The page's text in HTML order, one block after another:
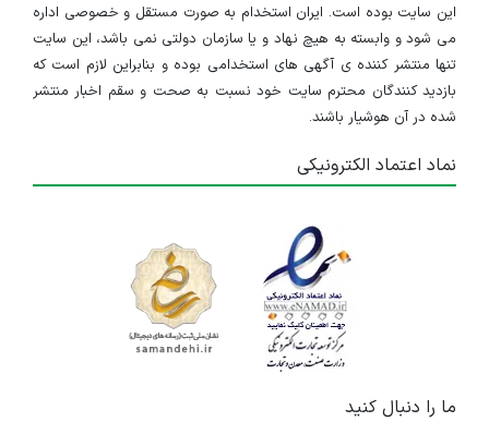
این سایت بوده است. ایران استخدام به صورت مستقل و خصوصی اداره
می شود و وابسته به هیچ نهاد و یا سازمان دولتی نمی باشد، این سایت
تنها منتشر کننده ی آگهی های استخدامی بوده و بنابراین لازم است که
بازدید کنندگان محترم سایت خود نسبت به صحت و سقم اخبار منتشر
شده در آن هوشیار باشند.
نماد اعتماد الکترونیکی
ما را دنبال کنید